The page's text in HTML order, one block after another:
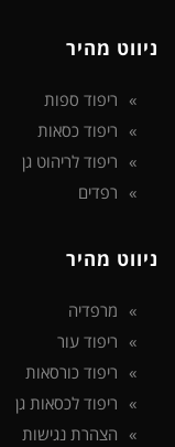
ניווט מהיר
ריפוד ספות
ריפוד כסאות
ריפוד לריהוט גן
רפדים
ניווט מהיר
מרפדיה
ריפוד עור
ריפוד כורסאות
ריפוד לכסאות גן
הצהרת נגישות